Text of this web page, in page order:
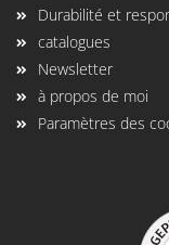
Durabilité et
catalogues
Newsletter
à propos de moi
Paramètres des